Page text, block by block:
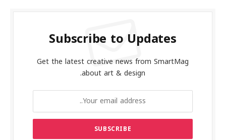
Subscribe to Updates
Get the latest creative news from SmartMag
about art & design.